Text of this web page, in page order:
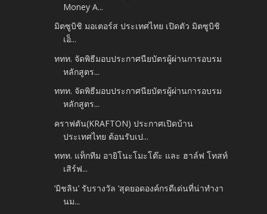
Money A...
มิตซูบิชิ มอเตอร์ส ประเทศไทย เปิดตัว มิตซูบิชิ
เอ็...
ททท. จัดพิธีมอบประกาศนียบัตรผู้ผ่านการอบรม
หลักสูตร...
ททท. จัดพิธีมอบประกาศนียบัตรผู้ผ่านการอบรม
หลักสูตร...
คราฟตัน(KRAFTON) ประกาศเปิดบ้าน
ประเทศไทย ต้อนรับเป...
ททท. แท็กทีม อายิโนะโมะโต๊ะ และ ฮาล์ฟ โทสท์
เสิร์ฟ...
‘มิชลิน’ รับรางวัล ‘สุดยอดองค์กรดีเด่นที่น่าทำงา
นม...